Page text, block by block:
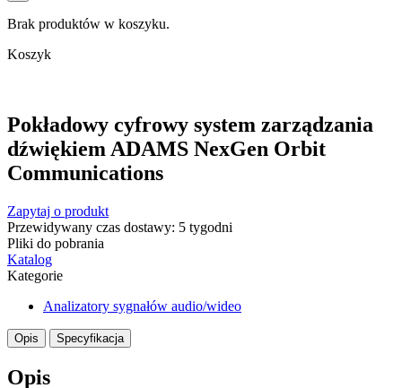
Brak produktów w koszyku.
Koszyk
Pokładowy cyfrowy system zarządzania
dźwiękiem ADAMS NexGen Orbit
Communications
Zapytaj o produkt
Przewidywany czas dostawy: 5 tygodni
Pliki do pobrania
Katalog
Kategorie
Analizatory sygnałów audio/wideo
Opis Specyfikacja
Opis